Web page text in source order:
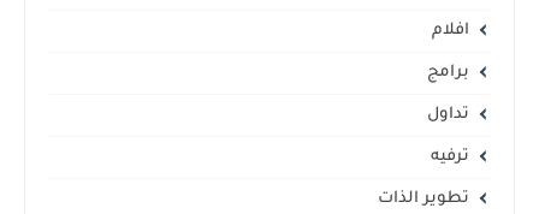
افلام
برامج
تداول
ترفيه
تطوير الذات